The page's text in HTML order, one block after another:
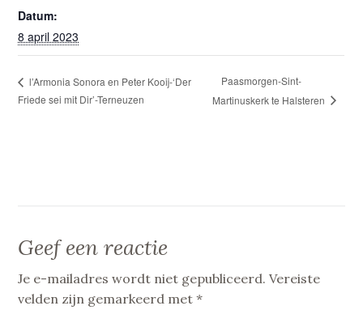
Datum:
8 april 2023
l’Armonia Sonora en Peter Kooij-‘Der
Friede sei mit Dir’-Terneuzen
Paasmorgen-Sint-
Martinuskerk te Halsteren
Geef een reactie
Je e-mailadres wordt niet gepubliceerd. Vereiste
velden zijn gemarkeerd met*